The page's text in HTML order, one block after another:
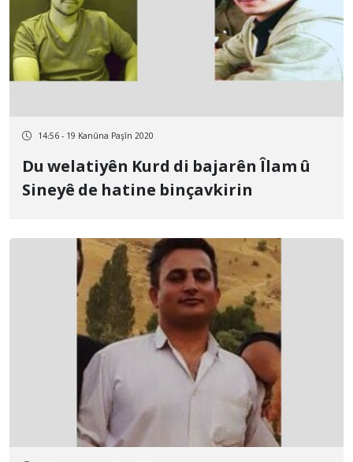
14:56 - 19 Kanûna Paşîn 2020
Du welatiyên Kurd di bajarên Îlam û
Sineyê de hatine binçavkirin